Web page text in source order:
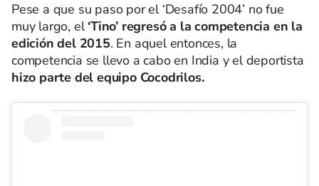
Pese a que su paso por el ‘Desafío 2004’ no fue
muy largo, el‘Tino’ regresó a la competencia en la
edición del 2015. En aquel entonces, la
competencia se llevo a cabo en India y el deportista
hizo parte del equipo Cocodrilos.